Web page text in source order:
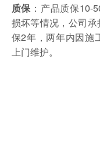
质保 ：产品质保10-
损坏等情况，公司
保2年，两年内因施
上门维护。